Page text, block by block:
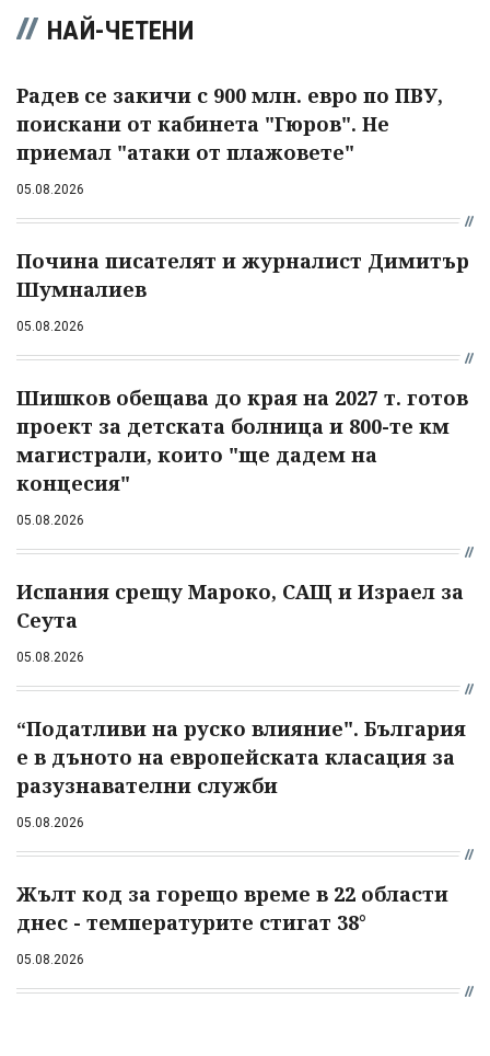
НАЙ-ЧЕТЕНИ
Радев се закичи с 900 млн. евро по ПВУ,
поискани от кабинета "Гюров". Не
приемал "атаки от плажовете"
05.08.2026
Почина писателят и журналист Димитър
Шумналиев
05.08.2026
Шишков обещава до края на 2027 т. готов
проект за детската болница и 800-те км
магистрали, които "ще дадем на
концесия"
05.08.2026
Испания срещу Мароко, САЩ и Израел за
Сеута
05.08.2026
“Податливи на руско влияние". България
е в дъното на европейската класация за
разузнавателни служби
05.08.2026
Жълт код за горещо време в 22 области
днес - температурите стигат 38°
05.08.2026